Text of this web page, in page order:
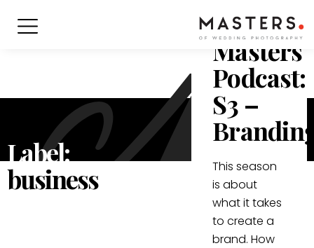
Label:
business
nov 2021
Masters
Podcast:
S3 –
This season
is about
what it takes
to create a
brand. How